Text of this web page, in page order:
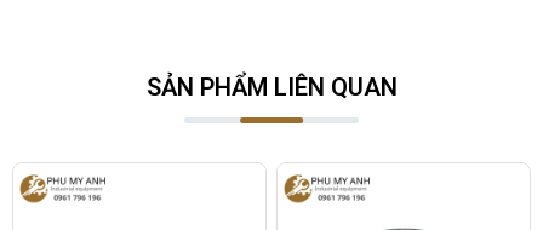
SẢN PHẨM LIÊN QUAN